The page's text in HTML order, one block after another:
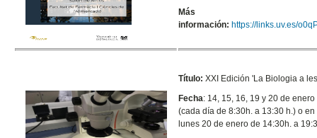
Más
información: https://links.uv.es/
Título:XXI Edición 'La Biologia a
Fecha: 14, 15, 16, 19 y 20 de
(cada día de 8:30h. a 13:30 h.) o
lunes 20 de enero de 14:30h. a